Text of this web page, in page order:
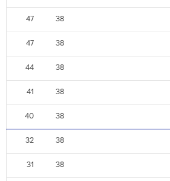
38
47
38
47
38
44
38
41
38
40
38
32
38
31